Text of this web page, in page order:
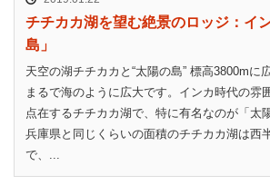
チチカカ湖を望む絶景のロッジ：イ
島」
天空の湖チチカカと“太陽の島” 標高3800mに
まるで海のように広大です。インカ時代の雰
点在するチチカカ湖で、特に有名なのが「太
兵庫県と同じくらいの面積のチチカカ湖は西
で、...